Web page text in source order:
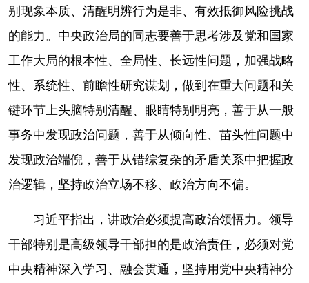
别现象本质、清醒明辨行为是非、有效抵御风险挑战
的能力。中央政治局的同志要善于思考涉及党和国家
工作大局的根本性、全局性、长远性问题，加强战略
性、系统性、前瞻性研究谋划，做到在重大问题和关
键环节上头脑特别清醒、眼睛特别明亮，善于从一般
事务中发现政治问题，善于从倾向性、苗头性问题中
发现政治端倪，善于从错综复杂的矛盾关系中把握政
治逻辑，坚持政治立场不移、政治方向不偏。
习近平指出，讲政治必须提高政治领悟力。领导
干部特别是高级领导干部担的是政治责任，必须对党
中央精神深入学习、融会贯通，坚持用党中央精神分